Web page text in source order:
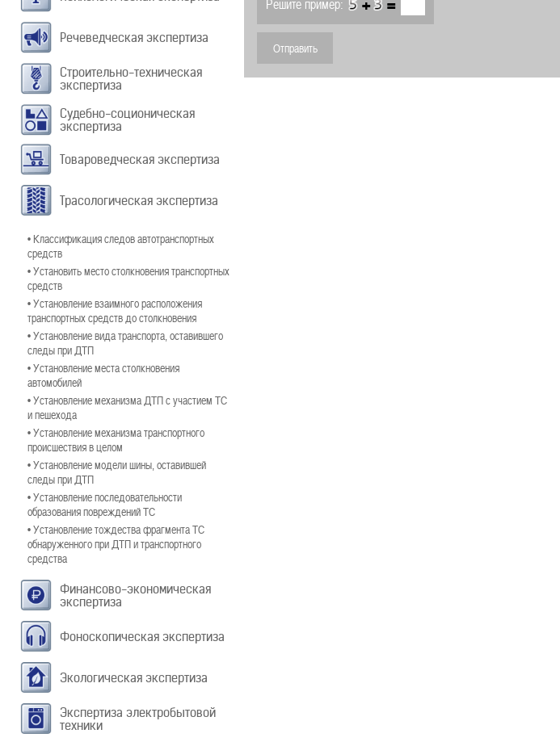
Речеведческая экспертиза
Строительно-техническая
экспертиза
Судебно-соционическая
экспертиза
Товароведческая экспертиза
Трасологическая экспертиза
• Классификация следов автотранспортных
средств
• Установить место столкновения транспортных
средств
• Установление взаимного расположения
транспортных средств до столкновения
• Установление вида транспорта, оставившего
следы при ДТП
• Установление места столкновения
автомобилей
• Установление механизма ДТП с участием ТС
и пешехода
• Установление механизма транспортного
происшествия в целом
• Установление модели шины, оставившей
следы при ДТП
• Установление последовательности
образования повреждений ТС
• Установление тождества фрагмента ТС
обнаруженного при ДТП и транспортного
средства
Финансово-экономическая
экспертиза
Фоноскопическая экспертиза
Экологическая экспертиза
Экспертиза электробытовой
техники
Решите пример: